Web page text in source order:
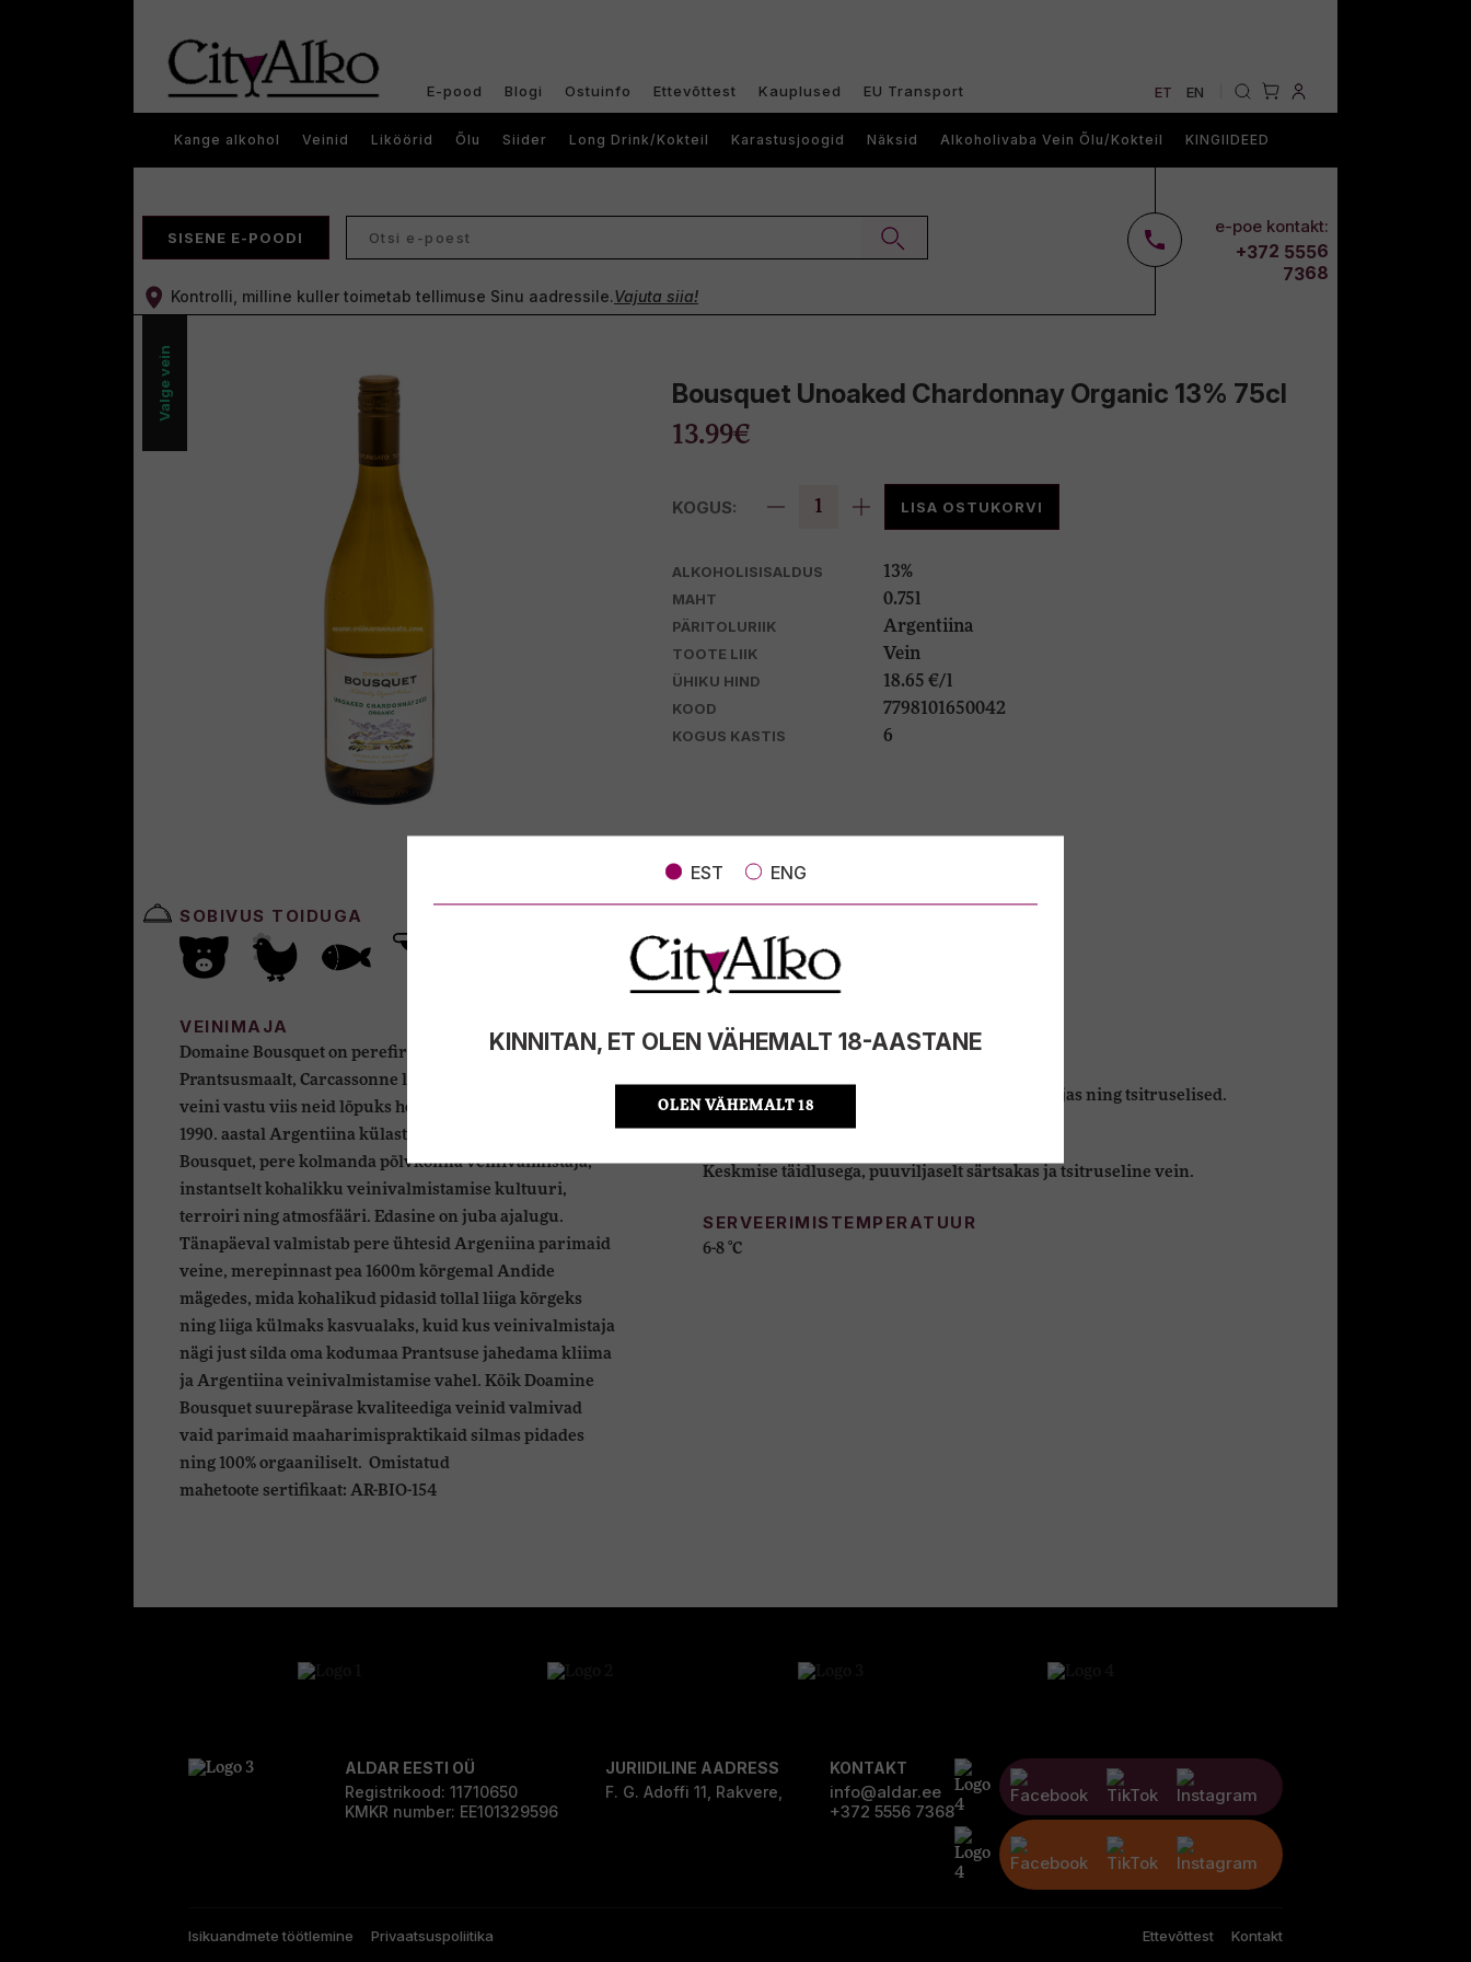
EST ENG
KINNITAN, ET OLEN VÄHEMALT 18-AASTANE
OLEN VÄHEMALT 18
E-pood Blogi Ostuinfo Ettevõttest Kauplused EU Transport ET EN
Kange alkohol Veinid Liköörid Õlu Siider Long Drink/Kokteil Karastusjoogid Näksid Alkoholivaba Vein Õlu/Kokteil KINGIIDEED
SISENE E-POODI
e-poe kontakt:
+372 5556
7368
Kontrolli, milline kuller toimetab tellimuse Sinu aadressile.Vajuta siia!
Valge vein Bousquet Unoaked Chardonnay Organic 13% 75cl
13.99€
KOGUS: LISA OSTUKORVI
ALKOHOLISISALDUS
13%
MAHT
0.75l
PÄRITOLURIIK
Argentiina
TOOTE LIIK
Vein
ÜHIKU HIND
18.65 €/l
KOOD
7798101650042
KOGUS KASTIS
6
SOBIVUS TOIDUGA
VEINIMAJA
Domaine Bousquet on perefirma, mis sai alguse
Prantsusmaalt, Carcassonne linnast, kuid suur kirg
veini vastu viis neid lõpuks hoopis Argentiinasse. Peale
1990. aastal Argentiina külastamist armus Jean
Bousquet, pere kolmanda põlvkonna veinivalmistaja,
instantselt kohalikku veinivalmistamise kultuuri,
terroiri ning atmosfääri. Edasine on juba ajalugu.
Tänapäeval valmistab pere ühtesid Argeniina parimaid
veine, merepinnast pea 1600m kõrgemal Andide
mägedes, mida kohalikud pidasid tollal liiga kõrgeks
ning liiga külmaks kasvualaks, kuid kus veinivalmistaja
nägi just silda oma kodumaa Prantsuse jahedama kliima
ja Argentiina veinivalmistamise vahel. Kõik Doamine
Bousquet suurepärase kvaliteediga veinid valmivad
vaid parimaid maaharimispraktikaid silmas pidades
ning 100% orgaaniliselt. Omistatud
mahetoote sertifikaat: AR-BIO-154
100% Chardonnay
VÄRVUS
Värske ja elav, esile tulevad troopilised puuviljas ning tsitruselised.
Keskmise täidlusega, puuviljaselt särtsakas ja tsitruseline vein.
SERVEERIMISTEMPERATUUR
6-8 °C
ALDAR EESTI OÜ
Registrikood: 11710650
KMKR number: EE101329596
JURIIDILINE AADRESS
F. G. Adoffi 11, Rakvere,
KONTAKT
info@aldar.ee
+372 5556 7368
Isikuandmete töötlemine Privaatsuspoliitika Ettevõttest Kontakt